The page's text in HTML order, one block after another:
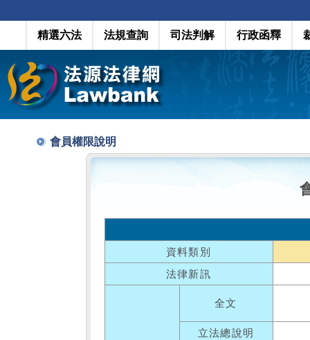
精選六法 法規查詢 司法判解 行政函釋
會員權限說明
資料類別
法律新訊
全文
立法總說明